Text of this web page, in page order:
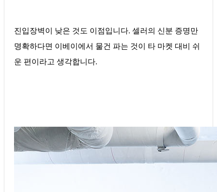
진입장벽이 낮은 것도 이점입니다. 셀러의 신분 증명만
명확하다면 이베이에서 물건 파는 것이 타 마켓 대비 쉬
운 편이라고 생각합니다.